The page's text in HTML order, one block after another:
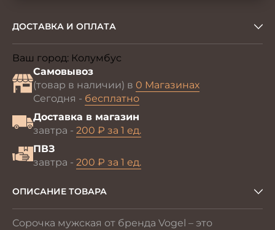
ДОСТАВКА И ОПЛАТА
Ваш город: Колумбус
Самовывоз
(товар в наличии) в 0 Магазинах
Сегодня - бесплатно
Доставка в магазин
завтра - 200 ₽ за 1 ед.
ПВЗ
завтра - 200 ₽ за 1 ед.
ОПИСАНИЕ ТОВАРА
Сорочка мужская от бренда Vogel – это